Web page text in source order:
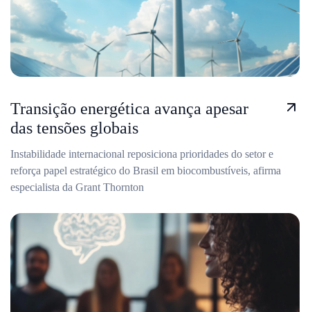
Transição energética avança apesar
das tensões globais
Instabilidade internacional reposiciona prioridades do setor e
reforça papel estratégico do Brasil em biocombustíveis, afirma
especialista da Grant Thornton